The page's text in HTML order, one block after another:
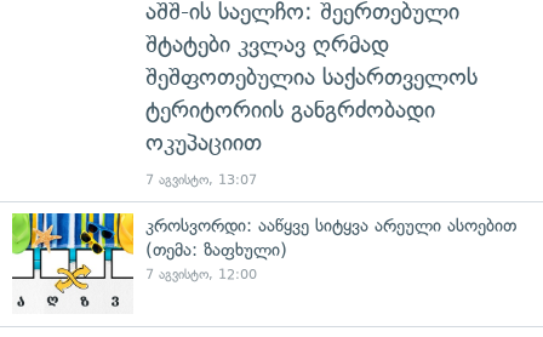
აშშ-ის საელჩო: შეერთებული
შტატები კვლავ ღრმად
შეშფოთებულია საქართველოს
ტერიტორიის განგრძობადი
ოკუპაციით
7 აგვისტო, 13:07
კროსვორდი: ააწყვე სიტყვა არეული ასოებით
(თემა: ზაფხული)
7 აგვისტო, 12:00